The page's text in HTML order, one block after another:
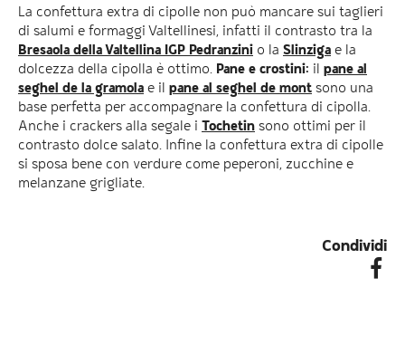
La confettura extra di cipolle non può mancare sui taglieri
di salumi e formaggi Valtellinesi, infatti il contrasto tra la
Bresaola della Valtellina IGP Pedranzini o la Slinziga e la
dolcezza della cipolla è ottimo. Pane e crostini: il pane al
seghel de la gramola e il pane al seghel de mont sono una
base perfetta per accompagnare la confettura di cipolla.
Anche i crackers alla segale i Tochetin sono ottimi per il
contrasto dolce salato. Infine la confettura extra di cipolle
si sposa bene con verdure come peperoni, zucchine e
melanzane grigliate.
Condividi